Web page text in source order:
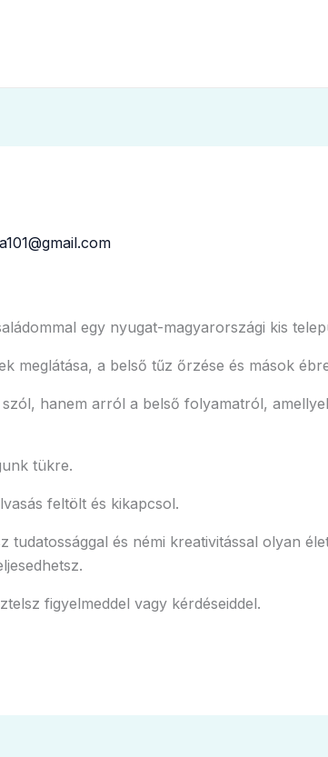
egy nyugat-magyarországi kis
meglátása, a belső tűz őrzése és mások
hanem arról a belső folyamatról,
tükre.
feltölt és kikapcsol.
tudatossággal és némi kreativitással olyan
figyelmeddel vagy kérdéseiddel.